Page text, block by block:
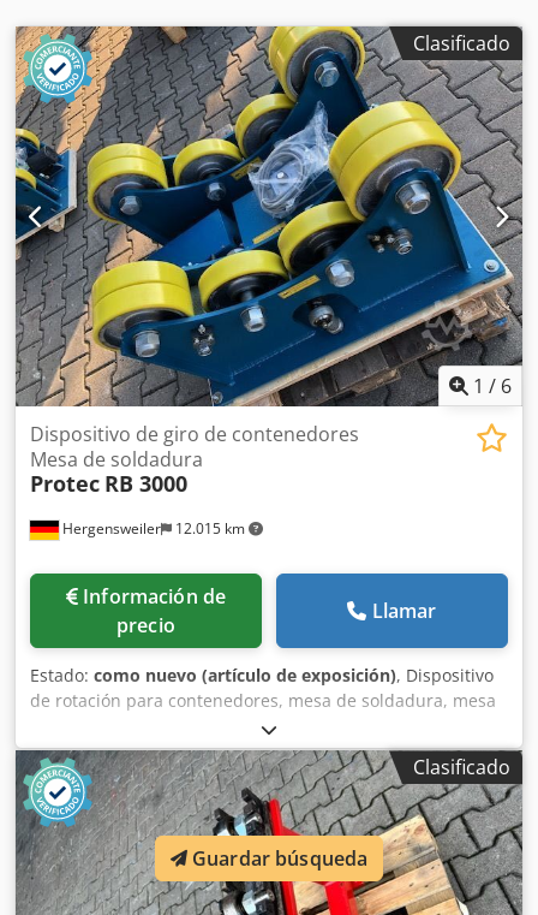
Clasificado
1 / 6
Hergensweiler 12.015 km
Dispositivo de giro de contenedores
Mesa de soldadura
Protec RB 3000
Información de
precio
Llamar
Estado: como nuevo (artículo de exposición), Dispositivo
de rotación para contenedores, mesa de soldadura, mesa
de soldadura rotatoria, soporte con rodillos. Dwedpfod An
Aaex Aklea Capacidad de carga: 3000 kg. Con control
remoto de pedal. Velocidad ajustable de forma continua,
de 80 a 1600 mm/min. Diámetro: de 40 mm a 1400 mm.
Diámetro del rodillo: 200 mm. L: 800 x A: 370 x Al: 450.
Posible variación en el modelo o el color.
Clasificado
Guardar búsqueda